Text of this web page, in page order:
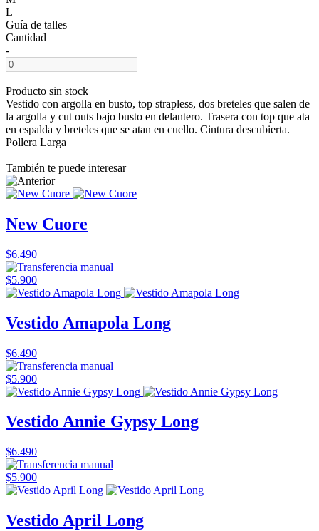
L
Guía de talles
Cantidad
-
+
Producto sin stock
Vestido con argolla en busto, top strapless, dos breteles que salen de
la argolla y cut outs bajo busto en delantero. Trasera con top que ata
en espalda y breteles que se atan en cuello. Cintura descubierta.
Pollera Larga
También te puede interesar
New Cuore
$6.490
$5.900
Vestido Amapola Long
$6.490
$5.900
Vestido Annie Gypsy Long
$6.490
$5.900
Vestido April Long